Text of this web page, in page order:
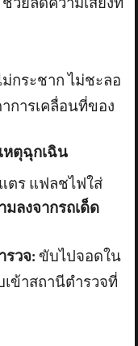
วยลดความเสี่ยงที่
กระชาก ไม่ชะลอ
การเคลื่อนที่ของ
หตุฉุกเฉิน
ตร แฟลชไฟใส่
มลงจากรถเด็ด
รวจ: ขับไปจอดใน
ข้าสถานีตำรวจที่